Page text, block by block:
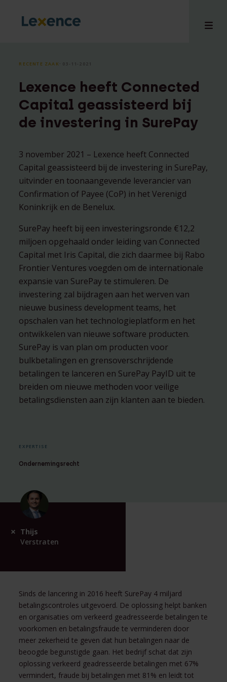
RECENTE ZAAK⸱ 03-11-2021
Lexence heeft Connected
Capital geassisteerd bij
de investering in SurePay
3 november 2021 – Lexence heeft Connected
Capital geassisteerd bij de investering in SurePay,
uitvinder en toonaangevende leverancier van
Confirmation of Payee (CoP) in het Verenigd
Koninkrijk en de Benelux.
SurePay heeft bij een investeringsronde €12,2
miljoen opgehaald onder leiding van Connected
Capital met Iris Capital, die zich daarmee bij Rabo
Frontier Ventures voegden om de internationale
expansie van SurePay te stimuleren. De
investering zal bijdragen aan het werven van
nieuwe business development teams, het
opschalen van het technologieplatform en het
ontwikkelen van nieuwe software producten.
SurePay is van plan om producten voor
bulkbetalingen en grensoverschrijdende
betalingen te lanceren en SurePay PayID uit te
breiden om nieuwe methoden voor veilige
betalingsdiensten aan zijn klanten aan te bieden.
EXPERTISE
Ondernemingsrecht
Thijs
Verstraten
Sinds de lancering in 2016 heeft SurePay 4 miljard
betalingscontroles uitgevoerd. De oplossing helpt banken
en organisaties om verkeerd geadresseerde betalingen te
voorkomen en betalingsfraude te verminderen door
meer zekerheid te geven dat hun betalingen naar de
beoogde begunstigde gaan. Het bedrijf schat dat zijn
oplossing verkeerd geadresseerde betalingen met 67%
vermindert, fraude bij betalingen met 81% en leidt tot